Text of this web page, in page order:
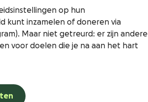
op hun
kunt inzamelen of doneren via
Maar niet getreurd: er zijn andere
voor doelen die je na aan het hart